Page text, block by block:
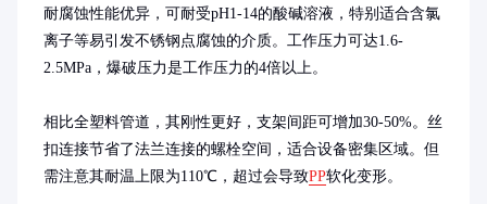
耐腐蚀性能优异，可耐受pH1-14的酸碱溶液，特别适合含氯
离子等易引发不锈钢点腐蚀的介质。工作压力可达1.6-
2.5MPa，爆破压力是工作压力的4倍以上。
相比全塑料管道，其刚性更好，支架间距可增加30-50%。丝
扣连接节省了法兰连接的螺栓空间，适合设备密集区域。但
需注意其耐温上限为110℃，超过会导致PP软化变形。